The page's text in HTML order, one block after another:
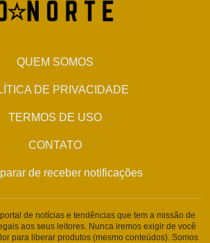
QUEM SOMOS
DE PRIVACIDADE
TERMOS DE USO
CONTATO
de receber notificações
de notícias e tendências que tem a missão de
aos seus leitores. Nunca iremos exigir de você
para liberar produtos (mesmo conteúdos). Somos